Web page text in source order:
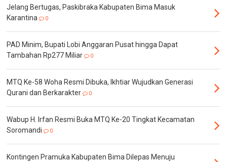
Jelang Bertugas, Paskibraka Kabupaten Bima Masuk
Karantina
0
PAD Minim, Bupati Lobi Anggaran Pusat hingga Dapat
Tambahan Rp277 Miliar
0
MTQ Ke-58 Woha Resmi Dibuka, Ikhtiar Wujudkan Generasi
Qurani dan Berkarakter
0
Wabup H. Irfan Resmi Buka MTQ Ke-20 Tingkat Kecamatan
Soromandi
0
Kontingen Pramuka Kabupaten Bima Dilepas Menuju